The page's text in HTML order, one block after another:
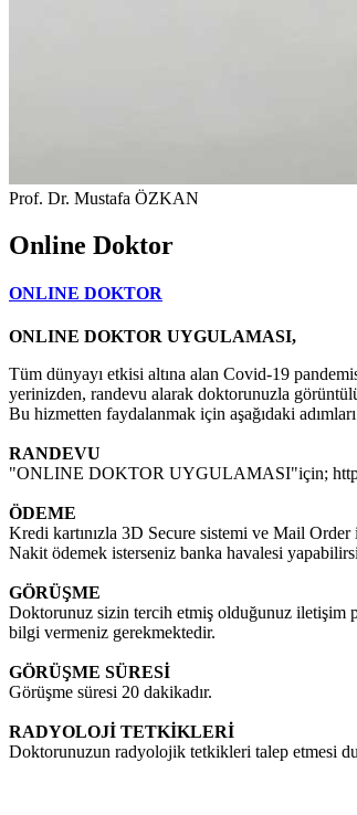
Prof. Dr. Mustafa ÖZKAN
Online Doktor
ONLINE DOKTOR
ONLINE DOKTOR UYGULAMASI,
Tüm dünyayı etkisi altına alan Covid-19
yerinizden, randevu alarak doktorunuzla
Bu hizmetten faydalanmak için aşağıdaki
RANDEVU
"ONLINE DOKTOR UYGULAMASI"için;
ÖDEME
Kredi kartınızla 3D Secure sistemi ve Mail
Nakit ödemek isterseniz banka havalesi
GÖRÜŞME
Doktorunuz sizin tercih etmiş olduğunuz iletişim
bilgi vermeniz gerekmektedir.
GÖRÜŞME SÜRESİ
Görüşme süresi 20 dakikadır.
RADYOLOJİ TETKİKLERİ
Doktorunuzun radyolojik tetkikleri talep etmesi